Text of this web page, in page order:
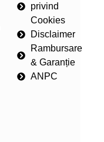
privind
Cookies
Disclaimer
Rambursare
& Garanție
ANPC